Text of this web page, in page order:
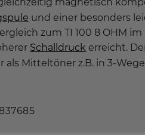
und einer besonders
zum TI 100 8 OHM im
Schalldruck erreicht.
als Mitteltöner z.B. in 3-